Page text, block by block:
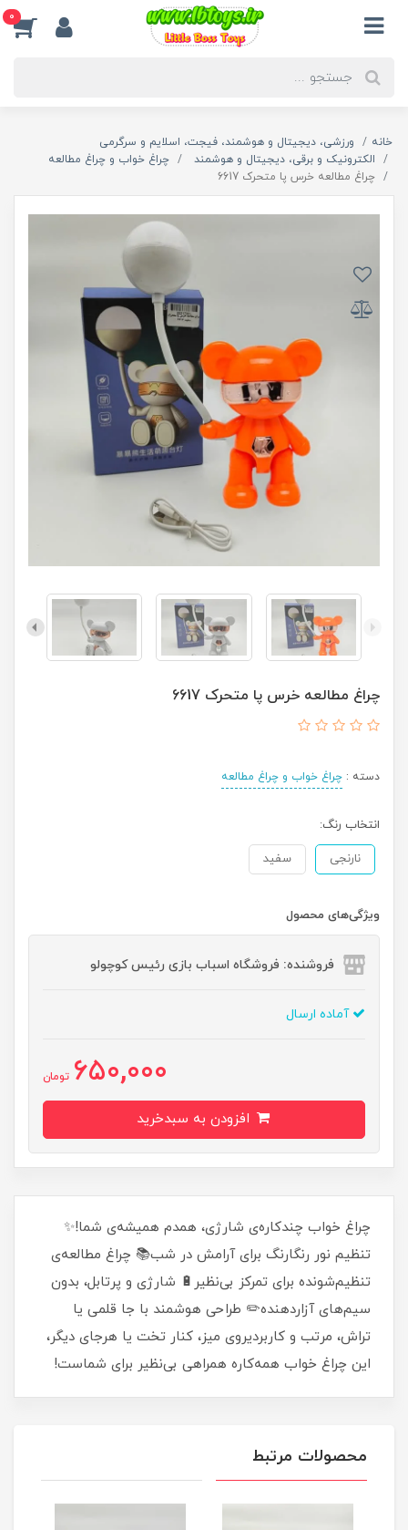
0
خانه
ورزشی، دیجیتال و هوشمند، فیجت، اسلایم و سرگرمی
الکترونیک و برقی، دیجیتال و هوشمند
چراغ خواب و چراغ مطالعه
چراغ مطالعه خرس پا متحرک 6617
چراغ مطالعه خرس پا متحرک 6617
دسته : چراغ خواب و چراغ مطالعه
انتخاب رنگ:
نارنجی سفید
ویژگی‌های محصول
فروشنده: فروشگاه اسباب بازی رئیس کوچولو
آماده ارسال
650,000 تومان
چراغ خواب چندکاره‌ی شارژی، همدم همیشه‌ی شما!✨
تنظیم نور رنگارنگ برای آرامش در شب📚 چراغ مطالعه‌ی
تنظیم‌شونده برای تمرکز بی‌نظیر🔋 شارژی و پرتابل، بدون
سیم‌های آزاردهنده✏️ طراحی هوشمند با جا قلمی یا
تراش، مرتب و کاربردیروی میز، کنار تخت یا هرجای دیگر،
این چراغ خواب همه‌کاره همراهی بی‌نظیر برای شماست!
محصولات مرتبط